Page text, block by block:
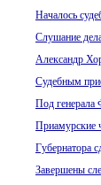
Началось
Слушание
Александр
Судебным
Под генерала
Приамурские
Губернатора
Завершены